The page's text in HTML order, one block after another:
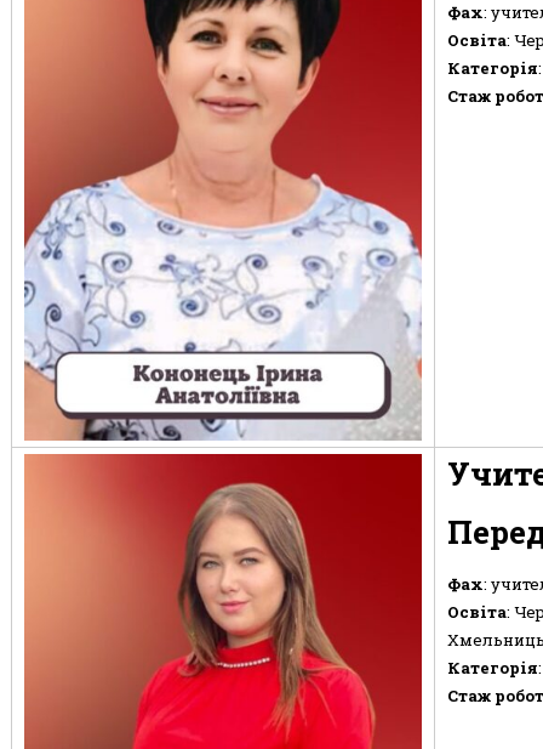
Фах:
Освіта:
Категорія
Стаж
Фах:
Освіта:
Категорія
Стаж